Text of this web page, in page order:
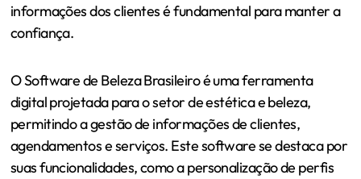
informações dos clientes é fundamental para manter a
confiança.
O Software de Beleza Brasileiro é uma ferramenta
digital projetada para o setor de estética e beleza,
permitindo a gestão de informações de clientes,
agendamentos e serviços. Este software se destaca por
suas funcionalidades, como a personalização de perfis